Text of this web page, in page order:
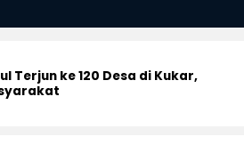
Terjun ke 120 Desa di Kukar,